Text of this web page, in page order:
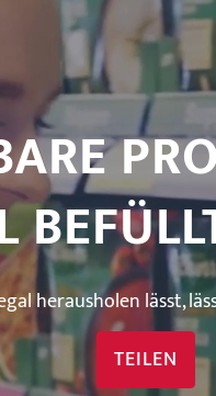
herausholen lässt,
TEILEN